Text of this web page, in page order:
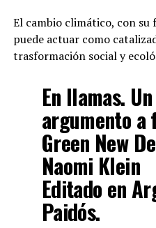
El cambio climático, con
puede actuar como
trasformación social y
En llamas.
argumento a
Green New
Naomi Klein
Editado en
Paidós.